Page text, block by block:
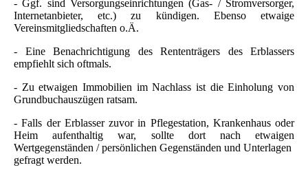
- Ggf. sind Versorgungseinrichtungen (Gas- / Stromversorger,
Internetanbieter, etc.) zu kündigen. Ebenso etwaige
Vereinsmitgliedschaften o.Ä.
- Eine Benachrichtigung des Rententrägers des Erblassers
empfiehlt sich oftmals.
- Zu etwaigen Immobilien im Nachlass ist die Einholung von
Grundbuchauszügen ratsam.
- Falls der Erblasser zuvor in Pflegestation, Krankenhaus oder
Heim aufenthaltig war, sollte dort nach etwaigen
Wertgegenständen / persönlichen Gegenständen und Unterlagen
gefragt werden.